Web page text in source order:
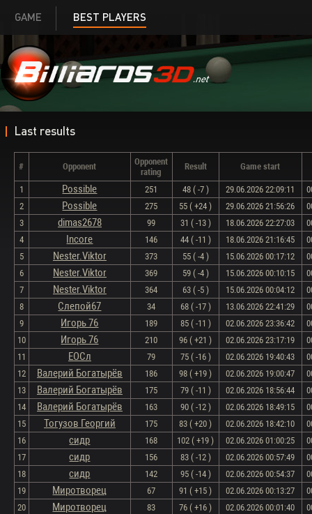
GAME BEST PLAYERS
Last results
# Opponent
Opponent
rating
Result Game start
1 Possible 251 48 ( -7 ) 29.06.2026 22:09:11
2
Possible 275 55 ( +24 ) 29.06.2026 21:56:26
3
dimas2678 99 31 ( -13 ) 18.06.2026 22:27:03
4
Incore 146 44 ( -11 ) 18.06.2026 21:16:45
5
Nester.Viktor 373 55 ( -4 ) 15.06.2026 00:17:12
6
Nester.Viktor 369 59 ( -4 ) 15.06.2026 00:10:15
7
Nester.Viktor 364 63 ( -5 ) 15.06.2026 00:04:12
8
Слепой67 34 68 ( -17 ) 13.06.2026 22:41:29
9
Игорь 76 189 85 ( -11 ) 02.06.2026 23:36:42
10
Игорь 76 210 96 ( +21 ) 02.06.2026 23:17:19
11
ЕОСл 79 75 ( -16 ) 02.06.2026 19:40:43
12
Валерий Богатырёв 186 98 ( +19 ) 02.06.2026 19:00:47
13
Валерий Богатырёв 175 79 ( -11 ) 02.06.2026 18:56:44
14
Валерий Богатырёв 163 90 ( -12 ) 02.06.2026 18:49:15
15
Тогузов Георгий 175 83 ( +20 ) 02.06.2026 18:42:10
16
сидр 168 102 ( +19 ) 02.06.2026 01:00:25
17
сидр 156 83 ( -12 ) 02.06.2026 00:57:49
18
сидр 142 95 ( -14 ) 02.06.2026 00:54:37
19
Миротворец 67 91 ( +15 ) 02.06.2026 00:13:27
20
Миротворец 83 76 ( +16 ) 02.06.2026 00:01:40